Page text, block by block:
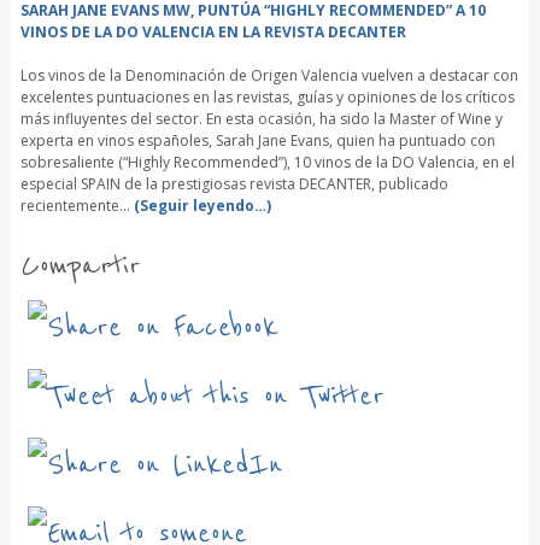
SARAH JANE EVANS MW, PUNTÚA “HIGHLY RECOMMENDED” A 10
VINOS DE LA DO VALENCIA EN LA REVISTA DECANTER
Los vinos de la Denominación de Origen Valencia vuelven a destacar con
excelentes puntuaciones en las revistas, guías y opiniones de los críticos
más influyentes del sector. En esta ocasión, ha sido la Master of Wine y
experta en vinos españoles, Sarah Jane Evans, quien ha puntuado con
sobresaliente (“Highly Recommended”), 10 vinos de la DO Valencia, en el
especial SPAIN de la prestigiosas revista DECANTER, publicado
recientemente… (Seguir leyendo…)
Compartir